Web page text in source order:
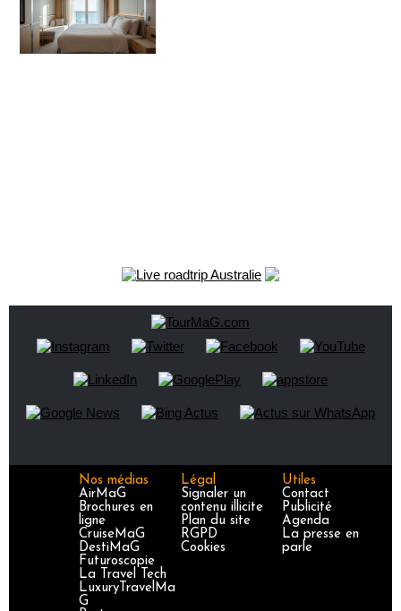
Nos médias
AirMaG
Brochures en
ligne
CruiseMaG
DestiMaG
Futuroscopie
La Travel Tech
LuxuryTravelMa
G
Légal
Signaler un
contenu illicite
Plan du site
RGPD
Cookies
Utiles
Contact
Publicité
Agenda
La presse en
parle